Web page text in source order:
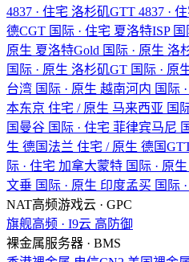
4837 · 住宅 洛杉矶GTT 4837 ·
德CGT 国际 · 住宅 夏洛特ISP
原生 夏洛特Gold 国际 · 原生 洛
国际 · 原生 洛杉矶GT 国际 · 原
台湾 国际 · 原生 越南河内 国际
本东京 住宅 / 原生 马来西亚 国
国曼谷 国际 · 住宅 菲律宾马尼
生 德国法兰 住宅 / 原生 德国
际 · 住宅 加拿大蒙特 国际 · 原生
文垂 国际 · 原生 印度孟买 国际
NAT高频游戏云 · GPC
旗舰高频 · I9云 高防御
裸金属服务器 · BMS